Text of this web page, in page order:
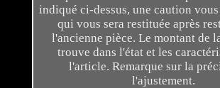
indiqué ci-dessus, une caution
qui vous sera restituée après
l'ancienne pièce. Le montant de
trouve dans l'état et les
l'article. Remarque sur la
l'ajustement.